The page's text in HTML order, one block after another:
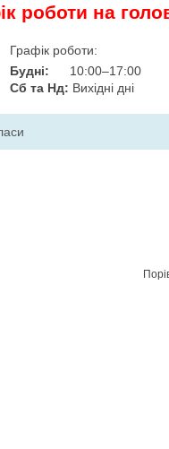
роботи на
Графік роботи:
Будні:
10:00–17:00
Сб та Нд: Вихідні дні